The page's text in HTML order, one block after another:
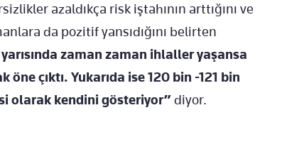
azaldıkça risk iştahının arttığını ve
da pozitif yansıdığını belirten
zaman zaman ihlaller yaşansa
çıktı. Yukarıda ise 120 bin -121 bin
olarak kendini gösteriyor”diyor.